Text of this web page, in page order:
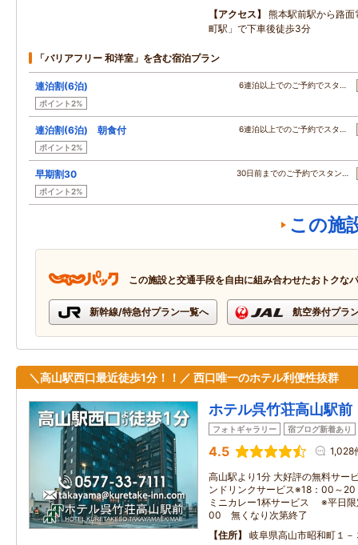
アクセス
熊本駅前駅から路
町駅」で下車後徒歩3分
「バリアフリー 和洋室」を含む宿泊プラン
連泊割(6泊)
ポイント2%
6連泊以上でのご予約でスタ…
連泊割(6泊) 朝食付
ポイント2%
6連泊以上でのご予約でスタ…
早期割30
ポイント2%
30日前までのご予約でスタン…
この施
この施設と交通手段を自由に組み合わせたおトクな
新幹線/特急付プラン一覧へ 航空券付プラ
＼高山駅西口最近徒歩1分！！／ 西口唯一のホテル利便性抜群
ホテル呉竹荘高山駅前
フォトギャラリー 宿ブログ新着あり
4.5 1,028
高山駅より1分 大好評の無料サー
ンドリンクサービス※18：00～
ミニカレー1杯サービス ※平日
00 無くなり次第終了
住所
岐阜県高山市昭和町１－